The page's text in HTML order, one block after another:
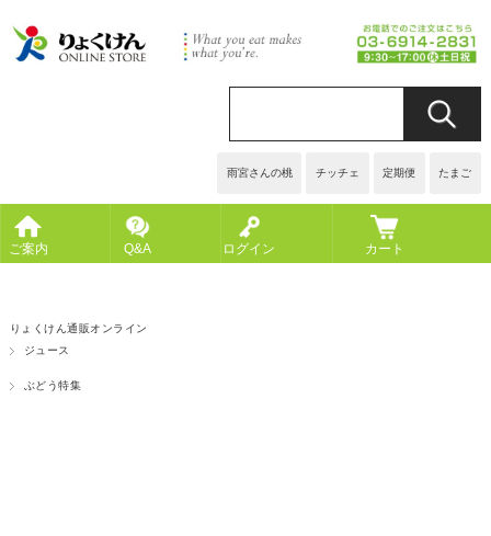
雨宮さんの桃 チッチェ 定期便 たまご
ご案内 Q&A ログイン カート
りょくけん通販オンライン
ジュース
ぶどう特集